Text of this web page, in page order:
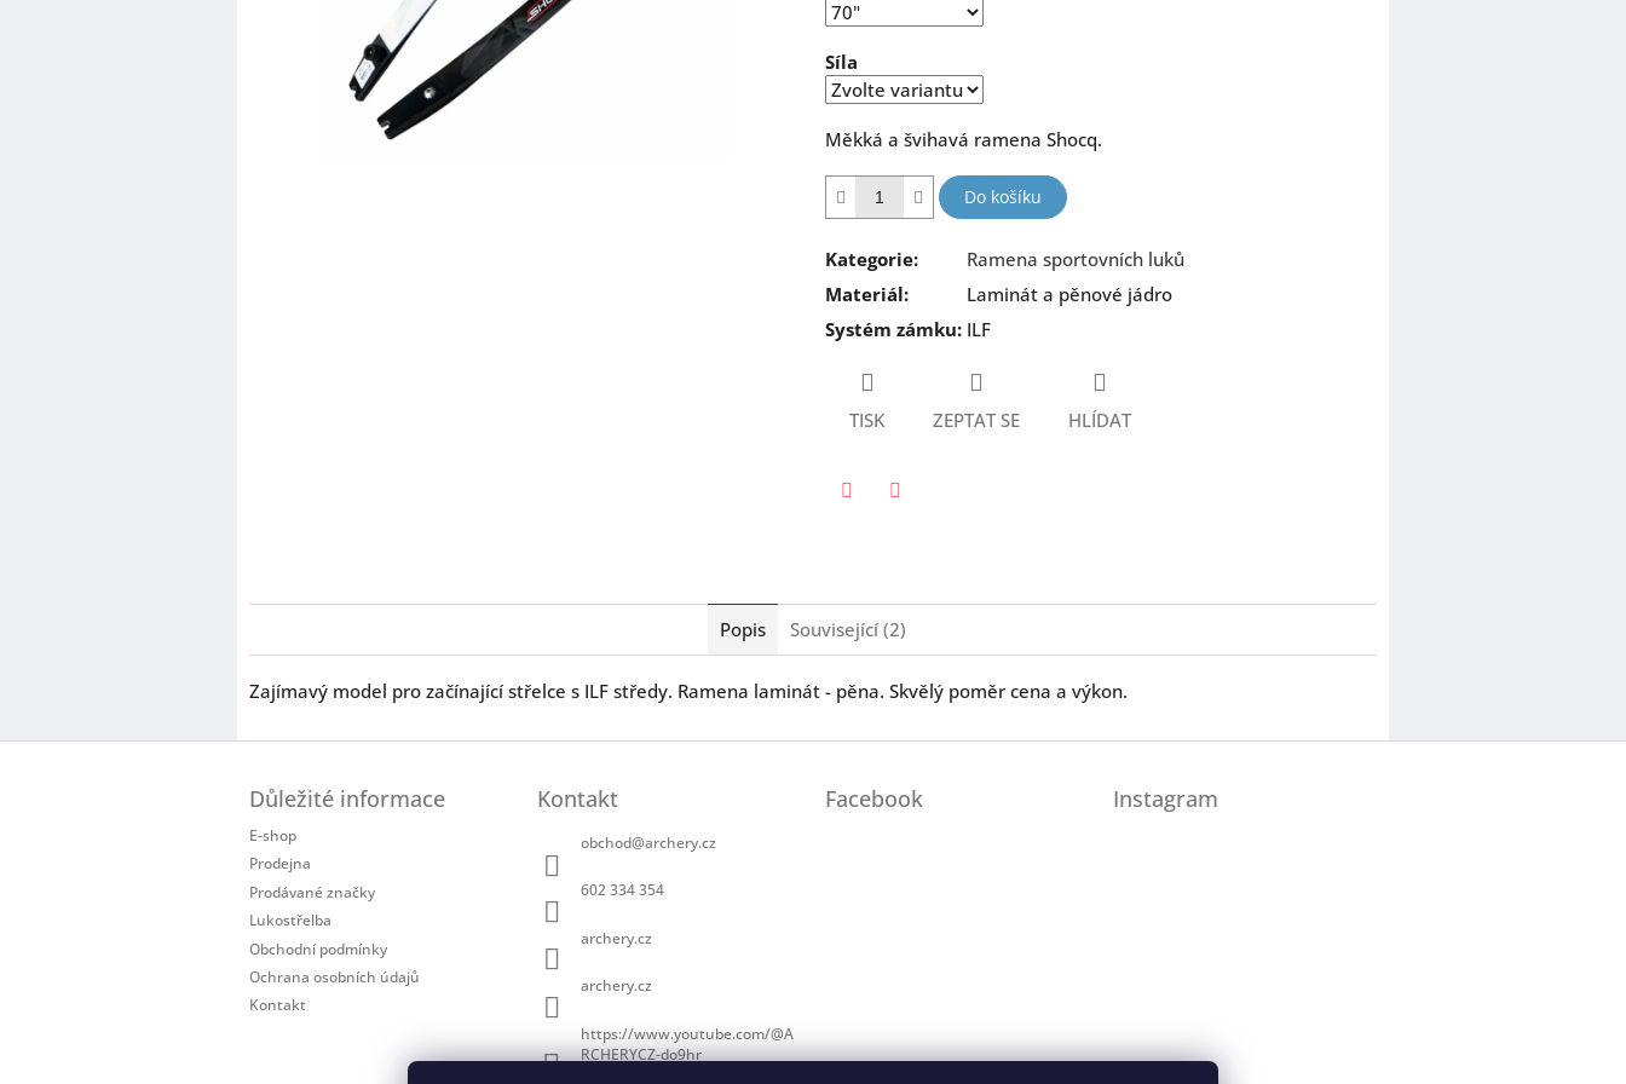
hvězdiček.
Síla
Měkká a švihavá ramena Shocq.
Do košíku
Kategorie:
Ramena sportovních luků
Materiál:
Laminát a pěnové jádro
Systém zámku: ILF
TISK ZEPTAT SE HLÍDAT
Popis Související (2)
Zajímavý model pro začínající střelce s ILF středy. Ramena laminát - pěna. Skvělý poměr cena a výkon.
Důležité informace
E-shop
Prodejna
Prodávané značky
Lukostřelba
Obchodní podmínky
Ochrana osobních údajů
Kontakt
Kontakt
obchod@archery.cz
602 334 354
archery.cz
archery.cz
https://www.youtube.com/@A
RCHERYCZ-do9hr
Facebook Instagram